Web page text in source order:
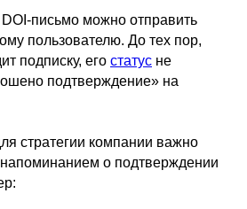
письмо можно отправить
пользователю. До тех пор,
подписку, его статус не
подтверждение» на
стратегии компании важно
о подтверждении